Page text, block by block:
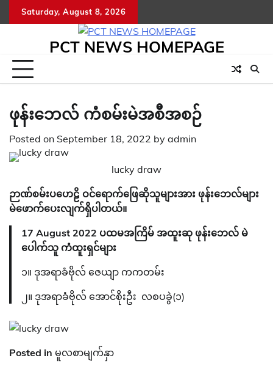
to
Saturday, August 8, 2026
PCT NEWS HOMEPAGE
ဖုန်းဘေလ် ကံစမ်းမဲအစီအစဉ်
Posted on September 18, 2022 by admin
lucky draw
ဉာဏ်စမ်းပဟေဠိ ဝင်ရောက်ဖြေဆိုသူများအား ဖုန်းဘေလ်များ
မဲဖောက်ပေးလျက်ရှိပါတယ်။
17 August 2022 ပထမအကြိမ် အထူးဆု ဖုန်းဘေလ် မဲ
ပေါက်သူ ကံထူးရှင်များ
၁။ ဒုအရာခံဗိုလ် ဇေယျာ ကကတမ်း
၂။ ဒုအရာခံဗိုလ် အောင်စိုးဦး လစပခွဲ(၁)
Posted in မူလစာမျက်နှာ